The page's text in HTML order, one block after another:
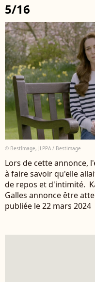
5/16
© BestImage, JLPPA / Bestimage
Lors de cette annonce,
à faire savoir qu'elle
de repos et d'intimité.
Galles annonce être
publiée le 22 mars 2024